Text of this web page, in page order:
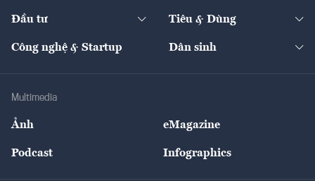
Quản trị số
Tư vấn
Thị trường
Nông sản
The Guide
Đầu tư Tiêu & Dùng
Giải trí
Công nghệ & Startup Dân sinh
Multimedia
Ảnh eMagazine
Podcast Infographics